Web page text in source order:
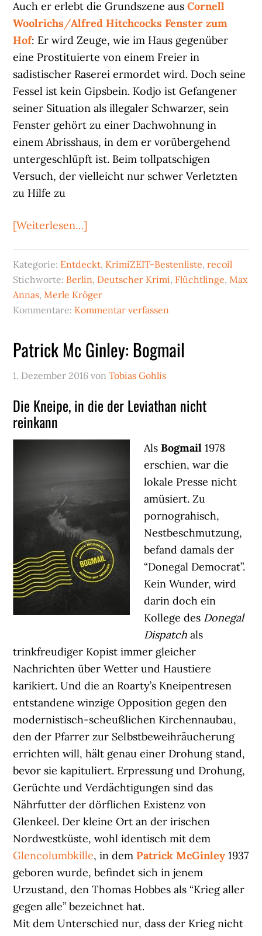
Auch er erlebt die Grundszene ausCornell
Woolrichs/Alfred Hitchcocks Fenster zum
Hof: Er wird Zeuge, wie im Haus gegenüber
eine Prostituierte von einem Freier in
sadistischer Raserei ermordet wird. Doch seine
Fessel ist kein Gipsbein. Kodjo ist Gefangener
seiner Situation als illegaler Schwarzer, sein
Fenster gehört zu einer Dachwohnung in
einem Abrisshaus, in dem er vorübergehend
untergeschlüpft ist. Beim tollpatschigen
Versuch, der vielleicht nur schwer Verletzten
zu Hilfe zu
[Weiterlesen…]
Illegal
Kategorie: Entdeckt, KrimiZEIT-Bestenliste,recoil
Stichworte: Berlin, Deutscher Krimi, Flüchtlinge, Max
Annas, Merle Kröger
Kommentare: Kommentar verfassen
Patrick Mc Ginley: Bogmail
1. Dezember 2016 vonTobias Gohlis
Die Kneipe, in die der Leviathan nicht
reinkann
AlsBogmail1978
erschien, war die
lokale Presse nicht
amüsiert. Zu
pornograhisch,
Nestbeschmutzung,
befand damals der
“Donegal Democrat”.
Kein Wunder, wird
darin doch ein
Kollege des Donegal
Dispatch als
trinkfreudiger Kopist immer gleicher
Nachrichten über Wetter und Haustiere
karikiert. Und die an Roarty’s Kneipentresen
entstandene winzige Opposition gegen den
modernistisch-scheußlichen Kirchennaubau,
den der Pfarrer zur Selbstbeweihräucherung
errichten will, hält genau einer Drohung stand,
bevor sie kapituliert. Erpressung und Drohung,
Gerüchte und Verdächtigungen sind das
Nährfutter der dörflichen Existenz von
Glenkeel. Der kleine Ort an der irischen
Nordwestküste, wohl identisch mit dem
Glencolumbkille, in dem Patrick McGinley 1937
geboren wurde, befindet sich in jenem
Urzustand, den Thomas Hobbes als “Krieg aller
gegen alle” bezeichnet hat.
Mit dem Unterschied nur, dass der Krieg nicht